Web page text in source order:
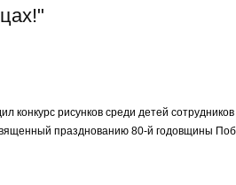
рисунков среди детей сотрудников
празднованию 80-й годовщины